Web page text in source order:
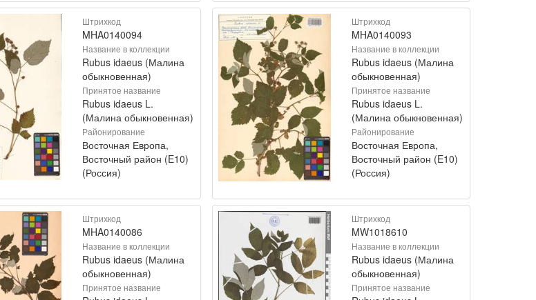
Штрихкод
MHA0140094
Название в коллекции
Rubus idaeus (Малина
обыкновенная)
Принятое название
Rubus idaeus L.
(Малина обыкновенная)
Районирование
Восточная Европа,
Восточный район (E10)
(Россия)
Штрихкод
MHA0140093
Название в коллекции
Rubus idaeus (Малина
обыкновенная)
Принятое название
Rubus idaeus L.
(Малина обыкновенная)
Районирование
Восточная Европа,
Восточный район (E10)
(Россия)
Штрихкод
MHA0140086
Название в коллекции
Rubus idaeus (Малина
обыкновенная)
Принятое название
Штрихкод
MW1018610
Название в коллекции
Rubus idaeus (Малина
обыкновенная)
Принятое название